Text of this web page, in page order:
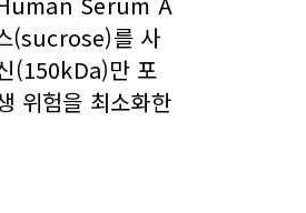
(sucrose)를 사
(150kDa)만 포
위험을 최소화한